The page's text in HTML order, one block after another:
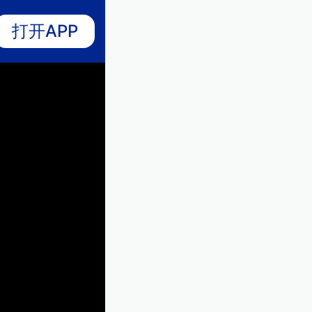
打开APP